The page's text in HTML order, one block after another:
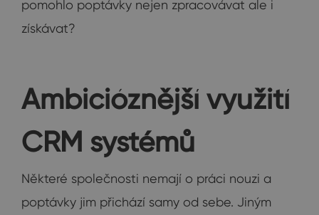
pomohlo poptávky nejen zpracovávat ale i
získávat?
Ambicióznější využití
CRM systémů
Některé společnosti nemají o práci nouzi a
poptávky jim přichází samy od sebe. Jiným